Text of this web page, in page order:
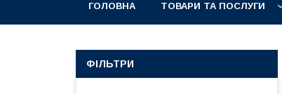
ГОЛОВНА ТОВАРИ ТА ПОСЛУГИ
ФІЛЬТРИ